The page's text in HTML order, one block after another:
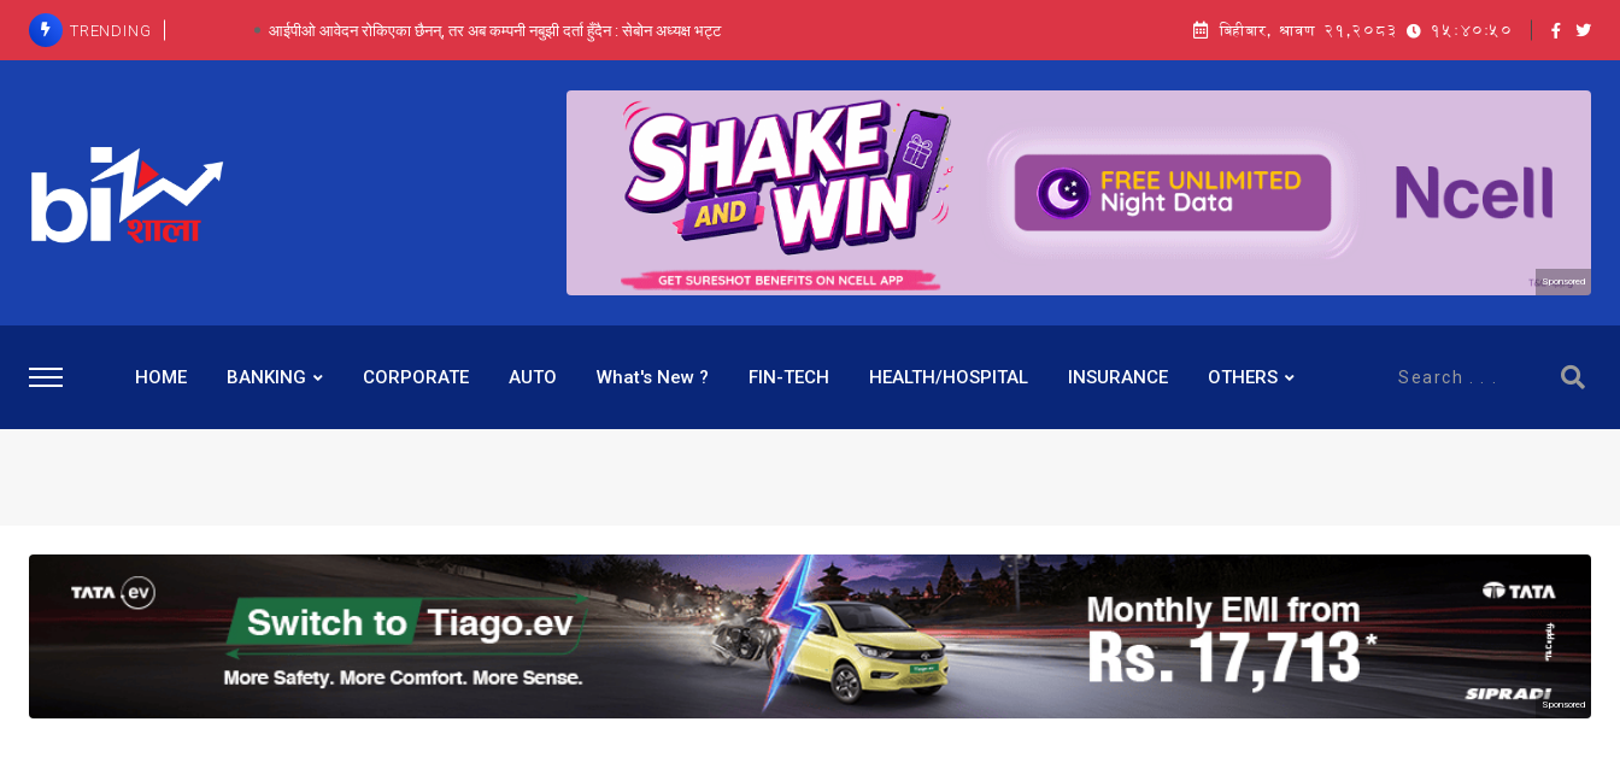
TRENDING आईपीओ आवेदन रोकिएका छैनन्, तर अब कम्पनी नबुझी दर्ता हुँदैन : सेबोन अध्यक्ष भट्ट
पाँच वर्षसम्म अदालत मौन, पद सकिएपछि महाप्रसाद ‘योग्य’ !
प्रभू बैंकका सञ्चालक बस्नेतमाथि राष्ट्र बैंकको ‘कन्सर्न’, प्रवक्ता भन्छन्- समूह फेरेर सञ्चालक पदमा बस्न मिल्दैन
५-६ वर्षदेखि बढुवा नहुँदा निराश थिइन् रश्मी, जागिर परिवर्तनको प्रयास पनि असफल
बिहीबार, श्रावण २१,२०८३ 15:40:52
Sponsored
HOME BANKING CORPORATE AUTO What's New ? FIN-TECH HEALTH/HOSPITAL INSURANCE OTHERS
Sponsored